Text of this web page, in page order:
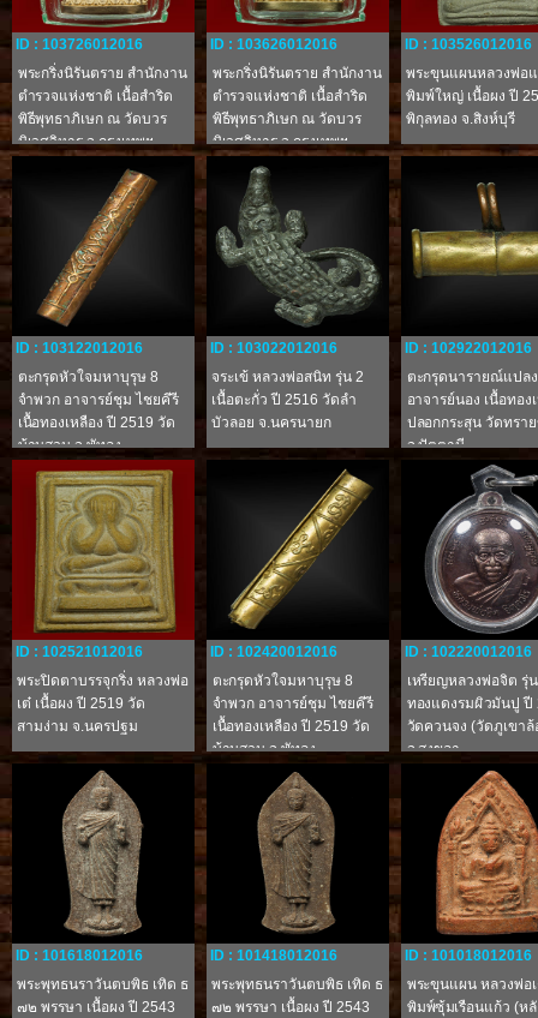
ID : 103726012016
พระกริ่งนิรันตราย สำนักงาน
ตำรวจแห่งชาติ เนื้อสำริด
พิธีพุทธาภิเษก ณ วัดบวร
นิเวศวิหาร จ.กรุงเทพฯ
(หมายเลข ๒๓๓๔๗๙)
ID : 103626012016
พระกริ่งนิรันตราย สำนักงาน
ตำรวจแห่งชาติ เนื้อสำริด
พิธีพุทธาภิเษก ณ วัดบวร
นิเวศวิหาร จ.กรุงเทพฯ
(หมายเลข ๒๓๕๙๙๗)
ID : 103526012016
พระขุนแผนหลวงพ่อ
พิมพ์ใหญ่ เนื้อผง ปี
พิกุลทอง จ.สิงห์บุรี
ID : 103122012016
ตะกรุดหัวใจมหาบุรุษ 8
จำพวก อาจารย์ชุม ไชยคีรี
เนื้อทองเหลือง ปี 2519 วัด
บ้านสวน จ.พัทลุง
ID : 103022012016
จระเข้ หลวงพ่อสนิท รุ่น 2
เนื้อตะกั่ว ปี 2516 วัดลำ
บัวลอย จ.นครนายก
ID : 102922012016
ตะกรุดนารายณ์แปล
อาจารย์นอง เนื้อทอง
ปลอกกระสุน วัดทรา
จ.ปัตตานี
ID : 102521012016
พระปิดตาบรรจุกริ่ง หลวงพ่อ
เต๋ เนื้อผง ปี 2519 วัด
สามง่าม จ.นครปฐม
ID : 102420012016
ตะกรุดหัวใจมหาบุรุษ 8
จำพวก อาจารย์ชุม ไชยคีรี
เนื้อทองเหลือง ปี 2519 วัด
บ้านสวน จ.พัทลุง
ID : 102220012016
เหรียญหลวงพ่อจิต รุ่
ทองแดงรมผิวมันปู ปี
วัดควนจง (วัดภูเขา
จ.สงขลา
ID : 101618012016
พระพุทธนราวันตบพิธ เทิด ธ
๗๒ พรรษา เนื้อผง ปี 2543
ID : 101418012016
พระพุทธนราวันตบพิธ เทิด ธ
๗๒ พรรษา เนื้อผง ปี 2543
ID : 101018012016
พระขุนแผน หลวงพ่อ
พิมพ์ซุ้มเรือนแก้ว (หลั